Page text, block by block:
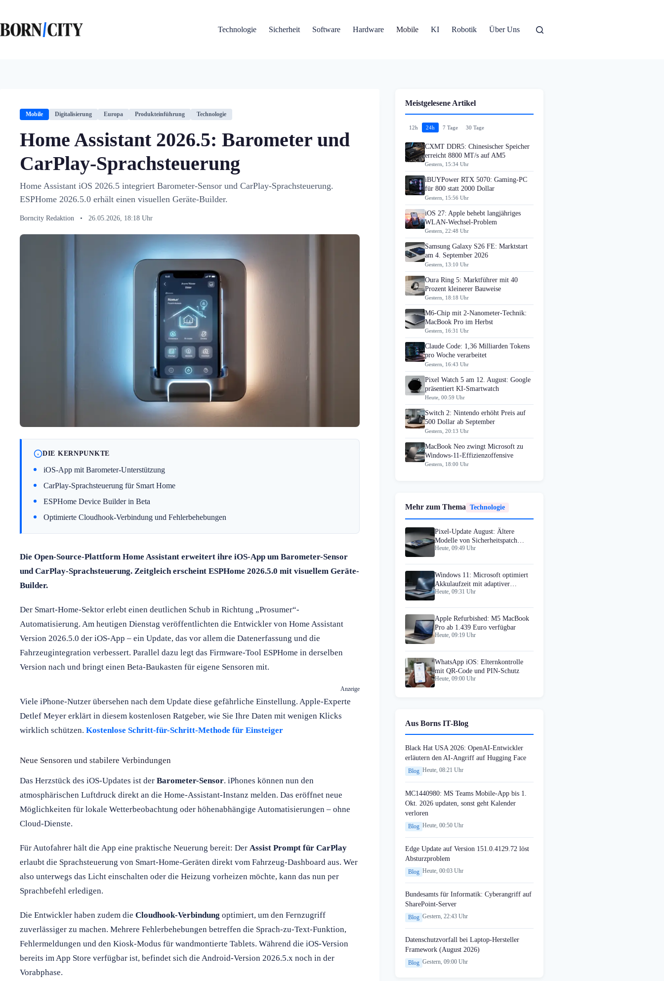
springen
Technologie
Sicherheit Software Hardware Mobile KI Robotik Über Uns
Mobile Digitalisierung Europa Produkteinführung Technologie
Home Assistant 2026.5: Barometer und
CarPlay-Sprachsteuerung
Home Assistant iOS 2026.5 integriert Barometer-Sensor und CarPlay-Sprachsteuerung.
ESPHome 2026.5.0 erhält einen visuellen Geräte-Builder.
Borncity Redaktion • 26.05.2026, 18:18 Uhr
DIE KERNPUNKTE
iOS-App mit Barometer-Unterstützung
CarPlay-Sprachsteuerung für Smart Home
ESPHome Device Builder in Beta
Optimierte Cloudhook-Verbindung und Fehlerbehebungen
Die Open-Source-Plattform Home Assistant erweitert ihre iOS-App um Barometer-Sensor
und CarPlay-Sprachsteuerung. Zeitgleich erscheint ESPHome 2026.5.0 mit visuellem Geräte-
Builder.
Der Smart-Home-Sektor erlebt einen deutlichen Schub in Richtung „Prosumer“-
Automatisierung. Am heutigen Dienstag veröffentlichten die Entwickler von Home Assistant
Version 2026.5.0 der iOS-App – ein Update, das vor allem die Datenerfassung und die
Fahrzeugintegration verbessert. Parallel dazu legt das Firmware-Tool ESPHome in derselben
Version nach und bringt einen Beta-Baukasten für eigene Sensoren mit.
Anzeige
Viele iPhone-Nutzer übersehen nach dem Update diese gefährliche Einstellung. Apple-Experte
Detlef Meyer erklärt in diesem kostenlosen Ratgeber, wie Sie Ihre Daten mit wenigen Klicks
wirklich schützen. Kostenlose Schritt-für-Schritt-Methode für Einsteiger
Neue Sensoren und stabilere Verbindungen
Das Herzstück des iOS-Updates ist der Barometer-Sensor. iPhones können nun den
atmosphärischen Luftdruck direkt an die Home-Assistant-Instanz melden. Das eröffnet neue
Möglichkeiten für lokale Wetterbeobachtung oder höhenabhängige Automatisierungen – ohne
Cloud-Dienste.
Für Autofahrer hält die App eine praktische Neuerung bereit: Der Assist Prompt für CarPlay
erlaubt die Sprachsteuerung von Smart-Home-Geräten direkt vom Fahrzeug-Dashboard aus. Wer
also unterwegs das Licht einschalten oder die Heizung vorheizen möchte, kann das nun per
Sprachbefehl erledigen.
Die Entwickler haben zudem die Cloudhook-Verbindung optimiert, um den Fernzugriff
zuverlässiger zu machen. Mehrere Fehlerbehebungen betreffen die Sprach-zu-Text-Funktion,
Fehlermeldungen und den Kiosk-Modus für wandmontierte Tablets. Während die iOS-Version
bereits im App Store verfügbar ist, befindet sich die Android-Version 2026.5.x noch in der
Vorabphase.
Meistgelesene Artikel
12h 24h 7 Tage 30 Tage
CXMT DDR5: Chinesischer Speicher
erreicht 8800 MT/s auf AM5
Gestern, 15:34 Uhr
iBUYPower RTX 5070: Gaming-PC
für 800 statt 2000 Dollar
Gestern, 15:56 Uhr
iOS 27: Apple behebt langjähriges
WLAN-Wechsel-Problem
Gestern, 22:48 Uhr
Samsung Galaxy S26 FE: Marktstart
am 4. September 2026
Gestern, 13:10 Uhr
Oura Ring 5: Marktführer mit 40
Prozent kleinerer Bauweise
Gestern, 18:18 Uhr
M6-Chip mit 2-Nanometer-Technik:
MacBook Pro im Herbst
Gestern, 16:31 Uhr
Claude Code: 1,36 Milliarden Tokens
pro Woche verarbeitet
Gestern, 16:43 Uhr
Pixel Watch 5 am 12. August: Google
präsentiert KI-Smartwatch
Heute, 00:59 Uhr
Switch 2: Nintendo erhöht Preis auf
500 Dollar ab September
Gestern, 20:13 Uhr
MacBook Neo zwingt Microsoft zu
Windows-11-Effizienzoffensive
Gestern, 18:00 Uhr
Mehr zum Thema Technologie
Pixel-Update August: Ältere
Modelle von Sicherheitspatch
ausgeschlossen
Heute, 09:49 Uhr
Windows 11: Microsoft optimiert
Akkulaufzeit mit adaptiver
Hibernate
Heute, 09:31 Uhr
Apple Refurbished: M5 MacBook
Pro ab 1.439 Euro verfügbar
Heute, 09:19 Uhr
WhatsApp iOS: Elternkontrolle
mit QR-Code und PIN-Schutz
Heute, 09:00 Uhr
Aus Borns IT-Blog
Black Hat USA 2026: OpenAI-Entwickler
erläutern den AI-Angriff auf Hugging Face
Blog Heute, 08:21 Uhr
MC1440980: MS Teams Mobile-App bis 1.
Okt. 2026 updaten, sonst geht Kalender
verloren
Blog Heute, 00:50 Uhr
Edge Update auf Version 151.0.4129.72 löst
Absturzproblem
Blog Heute, 00:03 Uhr
Bundesamts für Informatik: Cyberangriff auf
SharePoint-Server
Blog Gestern, 22:43 Uhr
Datenschutzvorfall bei Laptop-Hersteller
Framework (August 2026)
Blog Gestern, 09:00 Uhr